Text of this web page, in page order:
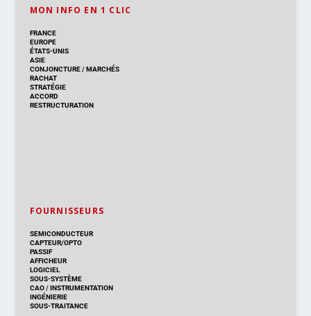
MON INFO EN 1 CLIC
FRANCE
EUROPE
ÉTATS-UNIS
ASIE
CONJONCTURE/MARCHÉS
RACHAT
STRATÉGIE
ACCORD
RESTRUCTURATION
FOURNISSEURS
SEMICONDUCTEUR
CAPTEUR/OPTO
PASSIF
AFFICHEUR
LOGICIEL
SOUS-SYSTÈME
CAO/INSTRUMENTATION
INGÉNIERIE
SOUS-TRAITANCE